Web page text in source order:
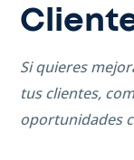
Si quieres
tus clientes,
oportunidades